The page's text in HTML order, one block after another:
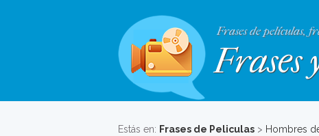
Frases de películas,
Frases
Estás en: Frases de Peliculas > Hombres